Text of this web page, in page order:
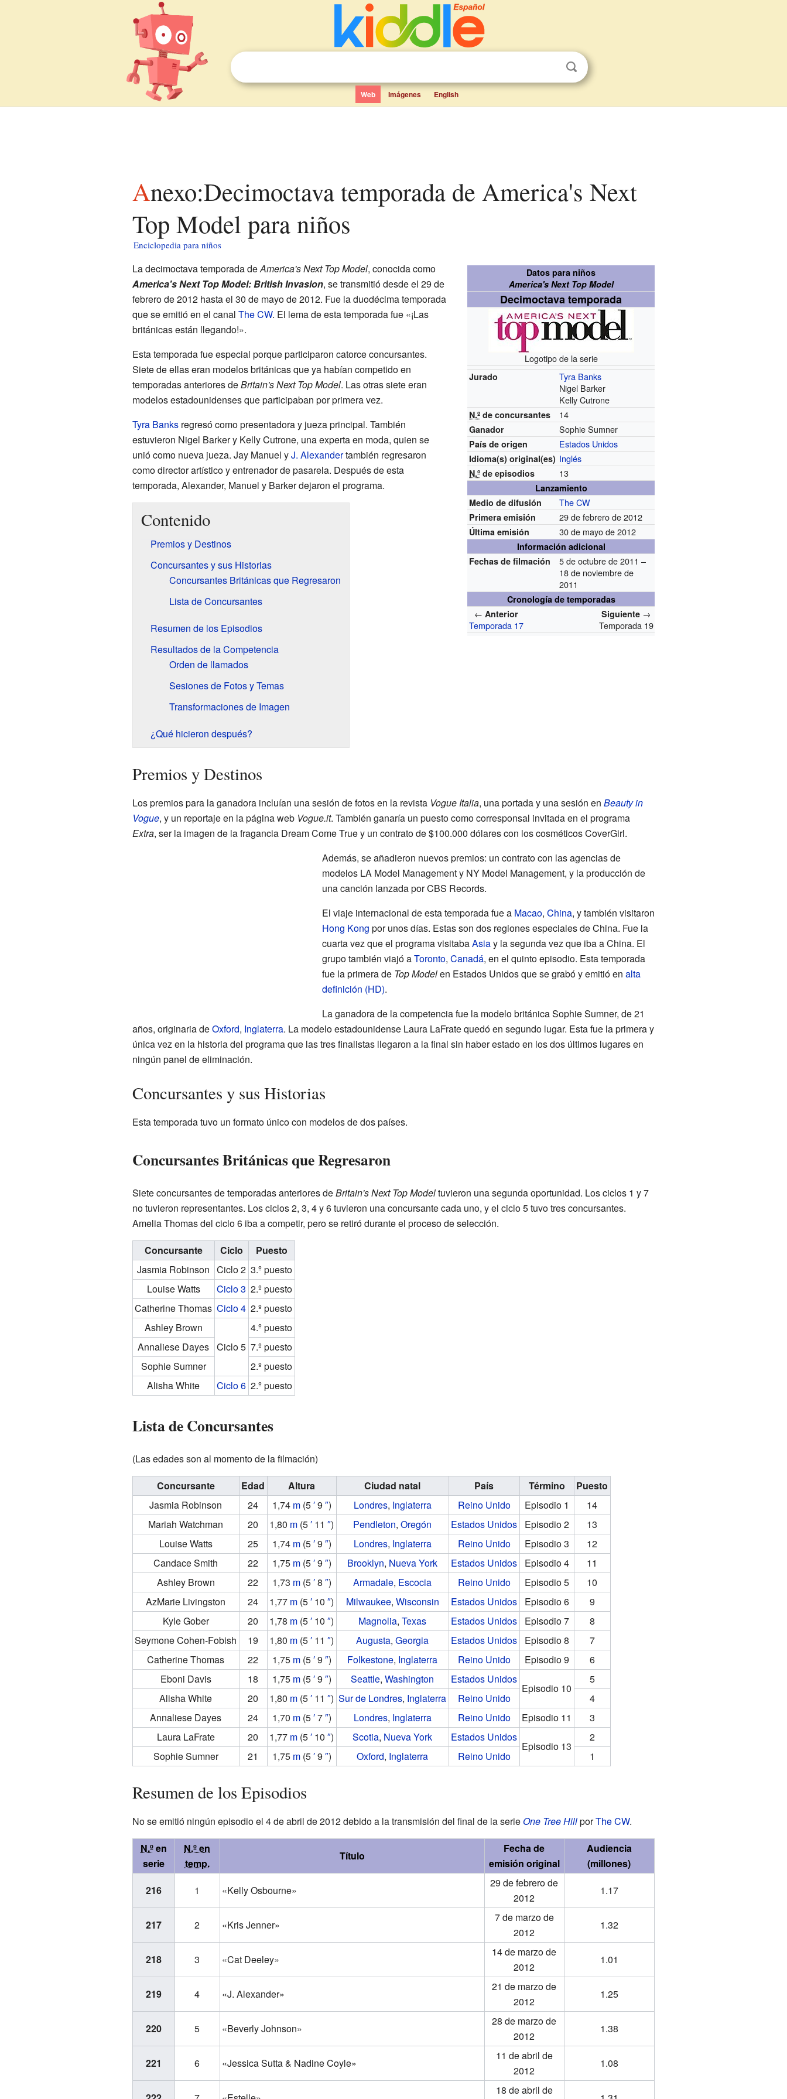
Web Imágenes English
Anexo:Decimoctava temporada de America's Next
Top Model para niños
Enciclopedia para niños
Datos para niños
America's Next Top Model
Decimoctava temporada
Logotipo de la serie
Jurado
Tyra Banks
Nigel Barker
Kelly Cutrone
N.º de concursantes 14
Ganador Sophie Sumner
País de origen Estados Unidos
Idioma(s) original(es) Inglés
N.º de episodios 13
Lanzamiento
Medio de difusión
The CW
Primera emisión 29 de febrero de 2012
Última emisión 30 de mayo de 2012
Información adicional
Fechas de filmación
5 de octubre de 2011 –
18 de noviembre de
2011
Cronología de temporadas
←Anterior
Temporada 17
Siguiente →
Temporada 19
La decimoctava temporada deAmerica's Next Top Model, conocida como
America's Next Top Model: British Invasion, se transmitió desde el 29 de
febrero de 2012 hasta el 30 de mayo de 2012. Fue la duodécima temporada
que se emitió en el canal The CW. El lema de esta temporada fue «¡Las
británicas están llegando!».
Esta temporada fue especial porque participaron catorce concursantes.
Siete de ellas eran modelos británicas que ya habían competido en
temporadas anteriores deBritain's Next Top Model. Las otras siete eran
modelos estadounidenses que participaban por primera vez.
Tyra Banksregresó como presentadora y jueza principal. También
estuvieron Nigel Barker y Kelly Cutrone, una experta en moda, quien se
unió como nueva jueza. Jay Manuel yJ. Alexandertambién regresaron
como director artístico y entrenador de pasarela. Después de esta
temporada, Alexander, Manuel y Barker dejaron el programa.
Contenido
Premios y Destinos
Concursantes y sus Historias
Concursantes Británicas que Regresaron
Lista de Concursantes
Resumen de los Episodios
Resultados de la Competencia
Orden de llamados
Sesiones de Fotos y Temas
Transformaciones de Imagen
¿Qué hicieron después?
Premios y Destinos
Los premios para la ganadora incluían una sesión de fotos en la revista Vogue Italia, una portada y una sesión en Beauty in
Vogue, y un reportaje en la página web Vogue.it. También ganaría un puesto como corresponsal invitada en el programa
Extra, ser la imagen de la fragancia Dream Come True y un contrato de $100.000 dólares con los cosméticos CoverGirl.
Además, se añadieron nuevos premios: un contrato con las agencias de
modelos LA Model Management y NY Model Management, y la producción de
una canción lanzada por CBS Records.
El viaje internacional de esta temporada fue a Macao, China, y también visitaron
Hong Kong por unos días. Estas son dos regiones especiales de China. Fue la
cuarta vez que el programa visitabaAsiay la segunda vez que iba a China. El
grupo también viajó aToronto, Canadá, en el quinto episodio. Esta temporada
fue la primera de Top Modelen Estados Unidos que se grabó y emitió en alta
definición (HD).
La ganadora de la competencia fue la modelo británica Sophie Sumner, de 21
años, originaria deOxford, Inglaterra. La modelo estadounidense Laura LaFrate quedó en segundo lugar. Esta fue la primera y
única vez en la historia del programa que las tres finalistas llegaron a la final sin haber estado en los dos últimos lugares en
ningún panel de eliminación.
Concursantes y sus Historias
Esta temporada tuvo un formato único con modelos de dos países.
Concursantes Británicas que Regresaron
Siete concursantes de temporadas anteriores deBritain's Next Top Modeltuvieron una segunda oportunidad. Los ciclos 1 y 7
no tuvieron representantes. Los ciclos 2, 3, 4 y 6 tuvieron una concursante cada uno, y el ciclo 5 tuvo tres concursantes.
Amelia Thomas del ciclo 6 iba a competir, pero se retiró durante el proceso de selección.
Concursante
Ciclo
Puesto
Jasmia Robinson Ciclo 2 3.º puesto
Louise Watts
Ciclo 3 2.º puesto
Catherine Thomas Ciclo 4 2.º puesto
Ashley Brown
Ciclo 5
4.º puesto
Annaliese Dayes
7.º puesto
Sophie Sumner
2.º puesto
Alisha White
Ciclo 6 2.º puesto
Lista de Concursantes
(Las edades son al momento de la filmación)
Concursante
Edad Altura Ciudad natal País Término
Puesto
Jasmia Robinson
24 1,74 m(5′9 ″) Londres, Inglaterra Reino Unido Episodio 1
14
Mariah Watchman
20 1,80 m (5′ 11″) Pendleton,Oregón Estados Unidos Episodio 2
13
Louise Watts
25 1,74 m(5′9 ″) Londres, Inglaterra Reino Unido Episodio 3
12
Candace Smith
22 1,75 m(5′9 ″) Brooklyn, Nueva York Estados Unidos Episodio 4
11
Ashley Brown
22 1,73 m(5′8 ″) Armadale, Escocia Reino Unido Episodio 5
10
AzMarie Livingston
24 1,77 m (5′ 10″) Milwaukee, Wisconsin Estados Unidos Episodio 6
9
Kyle Gober
20 1,78 m (5′ 10″) Magnolia,Texas Estados Unidos Episodio 7
8
Seymone Cohen-Fobish
19 1,80 m (5′ 11″) Augusta,Georgia Estados Unidos Episodio 8
7
Catherine Thomas
22 1,75 m(5′9 ″) Folkestone, Inglaterra Reino Unido Episodio 9
6
Eboni Davis
18 1,75 m(5′9 ″) Seattle,Washington Estados Unidos
Episodio 10
5
Alisha White
20 1,80 m (5′ 11″) Sur de Londres, Inglaterra Reino Unido
4
Annaliese Dayes
24 1,70 m(5′7″) Londres, Inglaterra Reino Unido Episodio 11
3
Laura LaFrate
20 1,77 m (5′ 10″) Scotia, Nueva York Estados Unidos
Episodio 13
2
Sophie Sumner
21 1,75 m(5′9 ″) Oxford, Inglaterra Reino Unido 1
Resumen de los Episodios
No se emitió ningún episodio el 4 de abril de 2012 debido a la transmisión del final de la serieOne Tree HillporThe CW.
N.ºen
serie
N.º en
temp.
Título
Fecha de
emisión original
Audiencia
(millones)
216
1 «Kelly Osbourne»
29 de febrero de
2012
1.17
217 2 «Kris Jenner»
7 de marzo de
2012
1.32
218 3 «Cat Deeley»
14 de marzo de
2012
1.01
219 4 «J. Alexander»
21 de marzo de
2012
1.25
220 5 «Beverly Johnson»
28 de marzo de
2012
1.38
221 6 «Jessica Sutta & Nadine Coyle»
11 de abril de
2012
1.08
18 de abril de